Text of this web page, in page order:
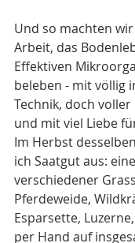
Und so machten
Arbeit, das
Effektiven
beleben - mit völlig
Technik, doch
und mit viel Liebe
Im Herbst
ich Saatgut aus:
verschiedener
Pferdeweide,
Esparsette,
per Hand auf